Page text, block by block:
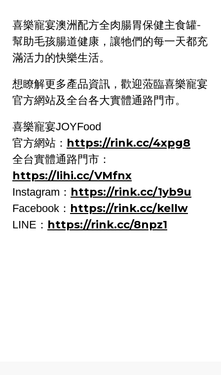
喜樂寵宴澳洲配方全肉腸胃保健主食罐-
幫助毛孩腸道健康，讓牠們的每一天都充
滿活力的快樂生活。
想瞭解更多產品資訊，歡迎蒞臨喜樂寵宴
官方網站及全台各大實體通路門市。
喜樂寵宴JOYFood
官方網站： https://rink.cc/4xpg8
全台實體通路門市：
https://lihi.cc/VMfnx
Instagram： https://rink.cc/1yb9u
Facebook： https://rink.cc/kellw
LINE： https://rink.cc/8npz1